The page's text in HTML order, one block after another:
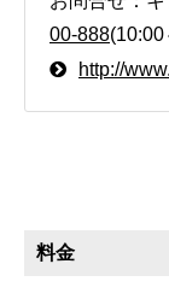
00-888
http://
料金